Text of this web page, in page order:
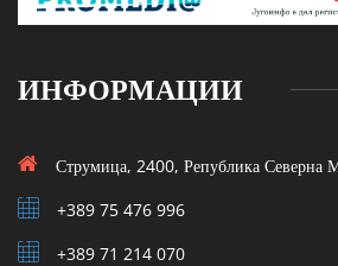
ИНФОРМАЦИИ
Струмица, 2400, Република Северна
+389 75 476 996
+389 71 214 070